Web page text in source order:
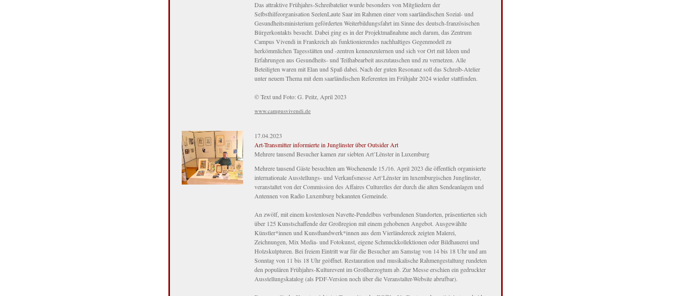
Das attraktive Frühjahrs-Schreibatelier wurde besonders von Mitgliedern der
Selbsthilfeorganisation SeelenLaute Saar im Rahmen einer vom saarländischen Sozial- und
Gesundheitsministerium geförderten Weiterbildungsfahrt im Sinne des deutsch-französischen
Bürgerkontakts besucht. Dabei ging es in der Projektmaßnahme auch darum, das Zentrum
Campus Vivendi in Frankreich als funktionierendes nachhaltiges Gegenmodell zu
herkömmlichen Tagesstätten und -zentren kennenzulernen und sich vor Ort mit Ideen und
Erfahrungen aus Gesundheits- und Teilhabearbeit auszutauschen und zu vernetzen. Alle
Beteiligten waren mit Elan und Spaß dabei. Nach der guten Resonanz soll das Schreib-Atelier
unter neuem Thema mit dem saarländischen Referenten im Frühjahr 2024 wieder stattfinden.
© Text und Foto: G. Peitz, April 2023
www.campusvivendi.de
17.04.2023
Art-Transmitter informierte in Junglinster über Outsider Art
Mehrere tausend Besucher kamen zur siebten Art’Lënster in Luxemburg
Mehrere tausend Gäste besuchten am Wochenende 15./16. April 2023 die öffentlich organisierte
internationale Ausstellungs- und Verkaufsmesse Art‘Lënster im luxemburgischen Junglinster,
veranstaltet von der Commission des Affaires Culturelles der durch die alten Sendeanlagen und
Antennen von Radio Luxemburg bekannten Gemeinde.
An zwölf, mit einem kostenlosen Navette-Pendelbus verbundenen Standorten, präsentierten sich
über 125 Kunstschaffende der Großregion mit einem gehobenen Angebot. Ausgewählte
Künstler*innen und Kunsthandwerk*innen aus dem Vierländereck zeigten Malerei,
Zeichnungen, Mix Media- und Fotokunst, eigene Schmuckkollektionen oder Bildhauerei und
Holzskulpturen. Bei freiem Eintritt war für die Besucher am Samstag von 14 bis 18 Uhr und am
Sonntag von 11 bis 18 Uhr geöffnet. Restauration und musikalische Rahmengestaltung rundeten
den populären Frühjahrs-Kulturevent im Großherzogtum ab. Zur Messe erschien ein gedruckter
Ausstellungskatalog (als PDF-Version noch über die Veranstalter-Website abrufbar).